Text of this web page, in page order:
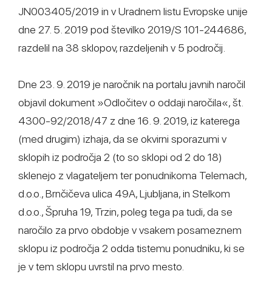
JN003405/2019 in v Uradnem listu Evropske unije
dne 27. 5. 2019 pod številko 2019/S 101-244686,
razdelil na 38 sklopov, razdeljenih v 5 področij.
Dne 23. 9. 2019 je naročnik na portalu javnih naročil
objavil dokument »Odločitev o oddaji naročila«, št.
4300-92/2018/47 z dne 16. 9. 2019, iz katerega
(med drugim) izhaja, da se okvirni sporazumi v
sklopih iz področja 2 (to so sklopi od 2 do 18)
sklenejo z vlagateljem ter ponudnikoma Telemach,
d.o.o., Brnčičeva ulica 49A, Ljubljana, in Stelkom
d.o.o., Špruha 19, Trzin, poleg tega pa tudi, da se
naročilo za prvo obdobje v vsakem posameznem
sklopu iz področja 2 odda tistemu ponudniku, ki se
je v tem sklopu uvrstil na prvo mesto.